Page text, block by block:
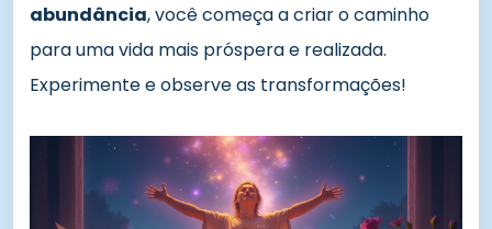
abundância, você começa a criar o caminho
para uma vida mais próspera e realizada.
Experimente e observe as transformações!